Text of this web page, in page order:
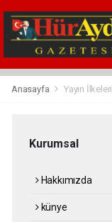
Anasayfa Yayın İlkeleri
Kurumsal
Hakkımızda
künye